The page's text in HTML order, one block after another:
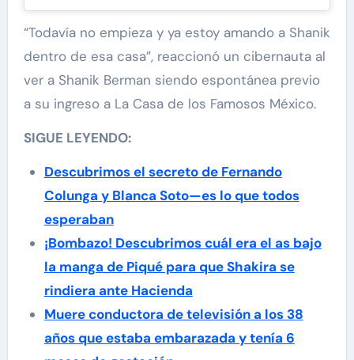
“Todavía no empieza y ya estoy amando a Shanik
dentro de esa casa”, reaccionó un cibernauta al
ver a Shanik Berman siendo espontánea previo
a su ingreso a La Casa de los Famosos México.
SIGUE LEYENDO:
Descubrimos el secreto de Fernando
Colunga y Blanca Soto—es lo que todos
esperaban
¡Bombazo! Descubrimos cuál era el as bajo
la manga de Piqué para que Shakira se
rindiera ante Hacienda
Muere conductora de televisión a los 38
años que estaba embarazada y tenía 6